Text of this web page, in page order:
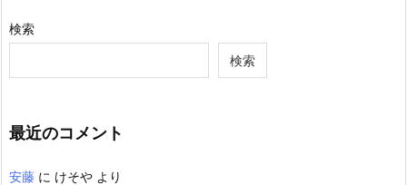
検索
検索
最近のコメント
安藤 に けそや より